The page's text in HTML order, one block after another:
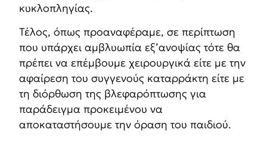
κυκλοπληγίας.
Τέλος, όπως προαναφέραμε, σε περίπτωση
που υπάρχει αμβλυωπία εξ’ανοψίας τότε θα
πρέπει να επέμβουμε χειρουργικά είτε με την
αφαίρεση του συγγενούς καταρράκτη είτε με
τη διόρθωση της βλεφαρόπτωσης για
παράδειγμα προκειμένου να
αποκαταστήσουμε την όραση του παιδιού.